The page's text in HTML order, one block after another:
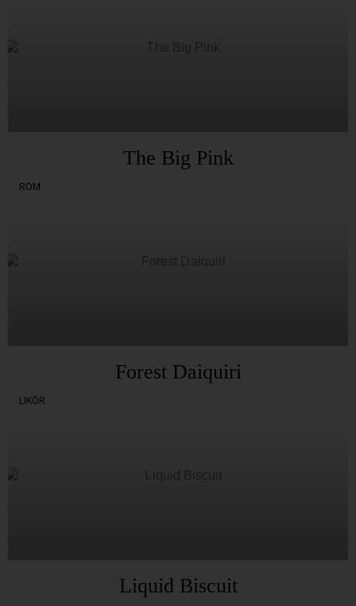
The Big Pink
ROM
Forest Daiquiri
LIKÖR
Liquid Biscuit